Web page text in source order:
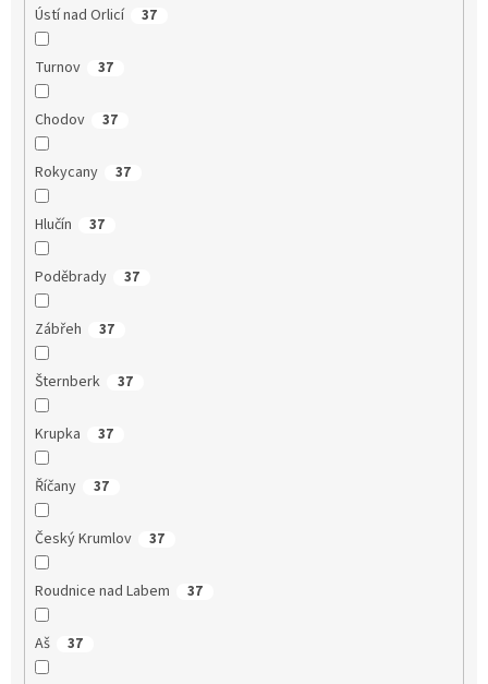
Ústí nad Orlicí 37
Turnov 37
Chodov 37
Rokycany 37
Hlučín 37
Poděbrady 37
Zábřeh 37
Šternberk 37
Krupka 37
Říčany 37
Český Krumlov 37
Roudnice nad Labem 37
Aš 37